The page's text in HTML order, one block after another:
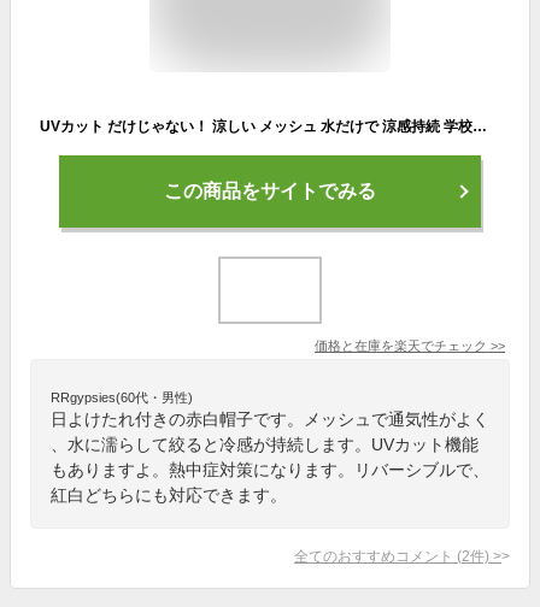
UVカット だけじゃない！ 涼しい メッシュ 水だけで 涼感持続 学校で UV対策 と 熱中症対策 が出来きる UV 日よけ たれ付き 赤白帽子 ／ 日焼け防止 熱中症予防 UV素材 クールビット フラップ 紅白帽子 coolbit 日よけ 帽子 キッズ 子ども 小学生 通学 暑さ対策
この商品をサイトでみる
価格と在庫を楽天でチェック >>
RRgypsies(60代・男性)
日よけたれ付きの赤白帽子です。メッシュで通気性がよく
、水に濡らして絞ると冷感が持続します。UVカット機能
もありますよ。熱中症対策になります。リバーシブルで、
紅白どちらにも対応できます。
全てのおすすめコメント (2件) >